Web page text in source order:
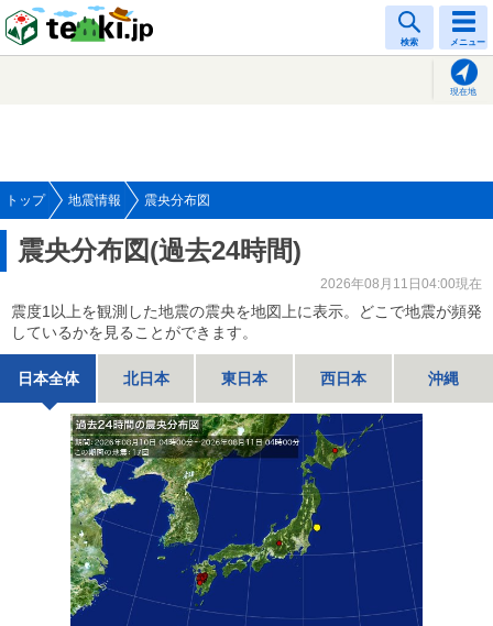
検索 メニュー
現在地
トップ 地震情報 震央分布図
震央分布図(過去24時間)
2026年08月11日04:00現在
震度1以上を観測した地震の震央を地図上に表示。どこで地震が頻発
しているかを見ることができます。
日本全体 北日本 東日本 西日本 沖縄